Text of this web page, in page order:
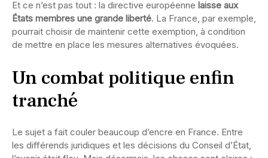
Et ce n’est pas tout : la directive européenne laisse aux
États membres une grande liberté. La France, par exemple,
pourrait choisir de maintenir cette exemption, à condition
de mettre en place les mesures alternatives évoquées.
Un combat politique enfin
tranché
Le sujet a fait couler beaucoup d’encre en France. Entre
les différends juridiques et les décisions du Conseil d’État,